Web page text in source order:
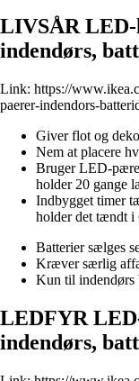
LIVSÅR
indendørs,
Link: https://
paerer-indendors-
Giver flot og
Nem at placere
Bruger LED-
holder 20 gange
Indbygget timer
holder det tændt i
Batterier sælges
Kræver særlig
Kun til indendørs
LEDFYR
indendørs,